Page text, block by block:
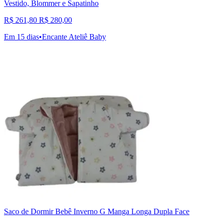
Vestido, Blommer e Sapatinho
R$ 261,80 R$ 280,00
Em 15 dias•Encante Ateliê Baby
Saco de Dormir Bebê Inverno G Manga Longa Dupla Face